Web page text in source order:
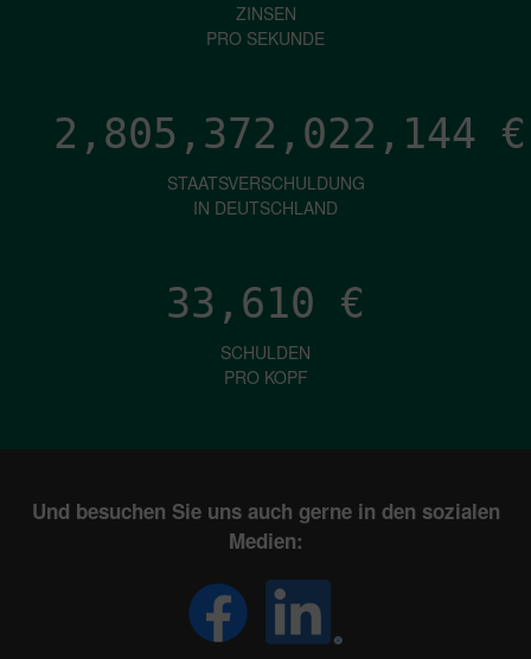
ZINSEN
PRO SEKUNDE
2,805,372,025,106 €
STAATSVERSCHULDUNG
IN DEUTSCHLAND
33,610 €
SCHULDEN
PRO KOPF
Und besuchen Sie uns auch gerne in den sozialen
Medien: